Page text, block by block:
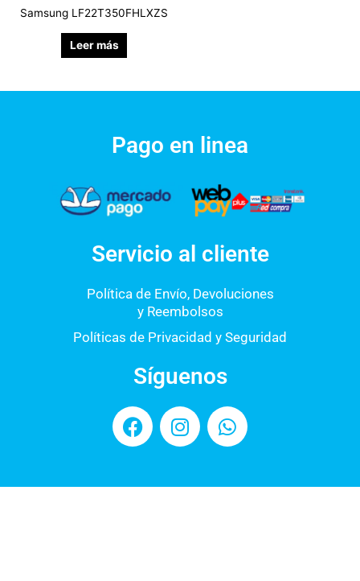
Samsung LF22T350FHLXZS
Leer más
Pago en linea
Servicio al cliente
Política de Envío, Devoluciones
y Reembolsos
Políticas de Privacidad y Seguridad
Síguenos
F
a
I
n
W
h